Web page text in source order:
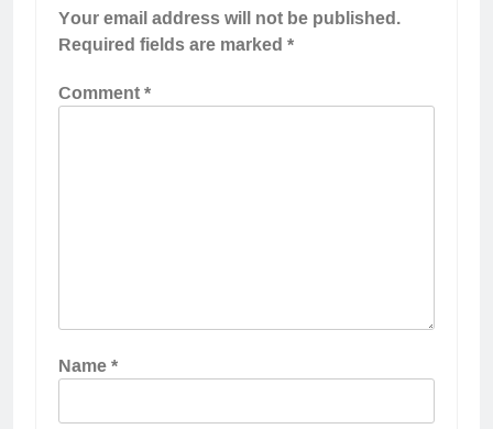
Your email address will not be published.
Required fields are marked*
Comment*
Name*